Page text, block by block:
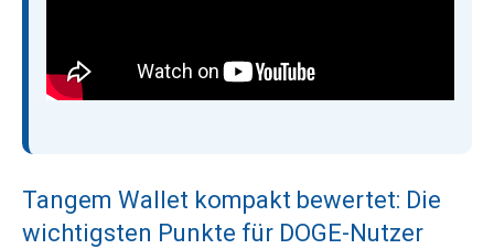
Tangem Wallet kompakt bewertet: Die
wichtigsten Punkte für DOGE-Nutzer